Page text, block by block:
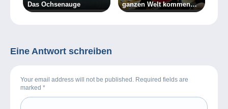
Das Ochsenauge
ganzen Welt kommen
zur Frühjahrsmesse
Eine Antwort schreiben
Your email address will not be published. Required fields are
marked *